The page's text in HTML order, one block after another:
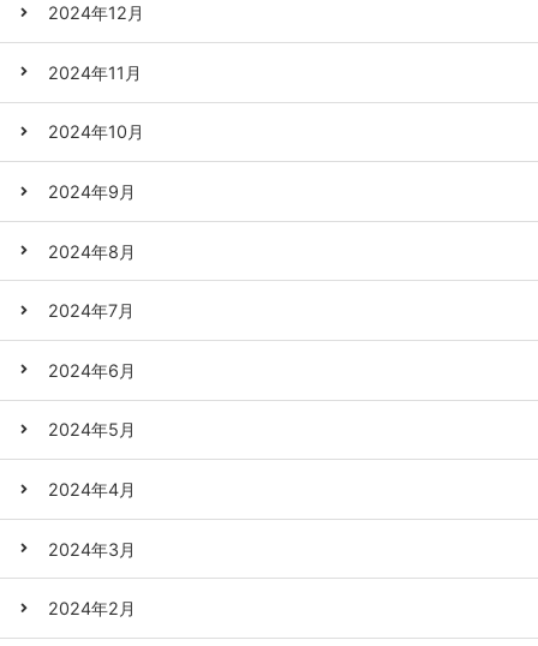
2024年12月
2024年11月
2024年10月
2024年9月
2024年8月
2024年7月
2024年6月
2024年5月
2024年4月
2024年3月
2024年2月